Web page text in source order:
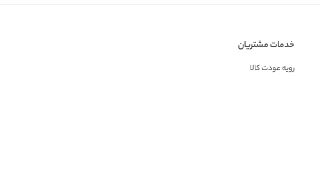
خدمات مشتریان
رویه عودت کالا